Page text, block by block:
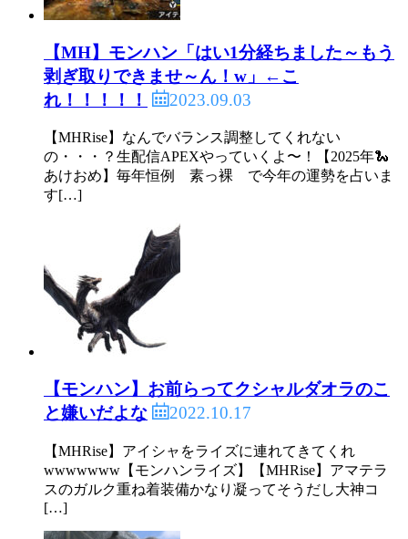
【MH】モンハン「はい1分経ちました～もう
剥ぎ取りできませ～ん！w」←こ
れ！！！！！
2023.09.03
【MHRise】なんでバランス調整してくれない
の・・・？生配信APEXやっていくよ〜！【2025年🐍
あけおめ】毎年恒例 素っ裸 で今年の運勢を占いま
す[…]
【モンハン】お前らってクシャルダオラのこ
と嫌いだよな
2022.10.17
【MHRise】アイシャをライズに連れてきてくれ
wwwwwww【モンハンライズ】【MHRise】アマテラ
スのガルク重ね着装備かなり凝ってそうだし大神コ
[…]